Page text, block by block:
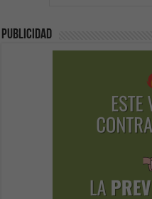
Publicidad